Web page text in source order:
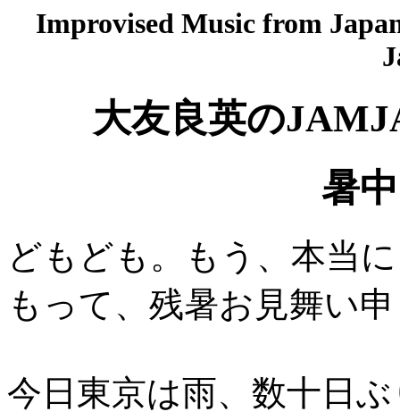
Improvised Music from
大友良英の
暑
どもども。もう、本当
もって、残暑お見舞い
今日東京は雨、数十日